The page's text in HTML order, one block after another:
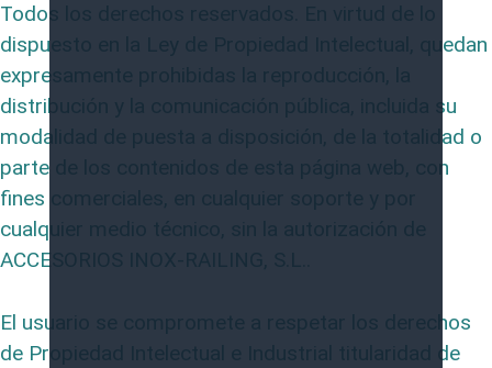
Todos los derechos reservados. En virtud de lo
dispuesto en la Ley de Propiedad Intelectual, quedan
expresamente prohibidas la reproducción, la
distribución y la comunicación pública, incluida su
modalidad de puesta a disposición, de la totalidad o
parte de los contenidos de esta página web, con
fines comerciales, en cualquier soporte y por
cualquier medio técnico, sin la autorización de
ACCESORIOS INOX-RAILING, S.L..
El usuario se compromete a respetar los derechos
de Propiedad Intelectual e Industrial titularidad de